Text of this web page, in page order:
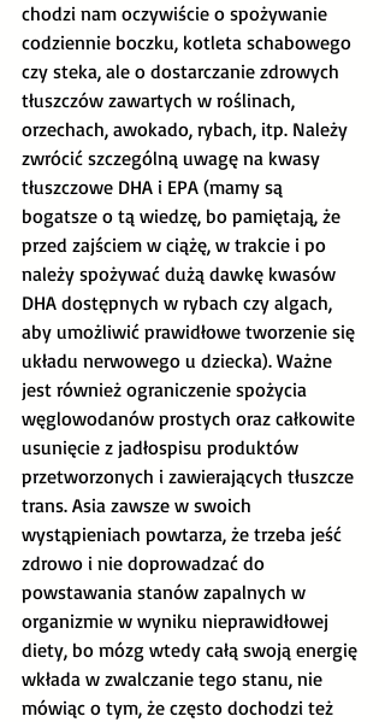
chodzi nam oczywiście o spożywanie
codziennie boczku, kotleta schabowego
czy steka, ale o dostarczanie zdrowych
tłuszczów zawartych w roślinach,
orzechach, awokado, rybach, itp. Należy
zwrócić szczególną uwagę na kwasy
tłuszczowe DHA i EPA (mamy są
bogatsze o tą wiedzę, bo pamiętają, że
przed zajściem w ciążę, w trakcie i po
należy spożywać dużą dawkę kwasów
DHA dostępnych w rybach czy algach,
aby umożliwić prawidłowe tworzenie się
układu nerwowego u dziecka). Ważne
jest również ograniczenie spożycia
węglowodanów prostych oraz całkowite
usunięcie z jadłospisu produktów
przetworzonych i zawierających tłuszcze
trans. Asia zawsze w swoich
wystąpieniach powtarza, że trzeba jeść
zdrowo i nie doprowadzać do
powstawania stanów zapalnych w
organizmie w wyniku nieprawidłowej
diety, bo mózg wtedy całą swoją energię
wkłada w zwalczanie tego stanu, nie
mówiąc o tym, że często dochodzi też